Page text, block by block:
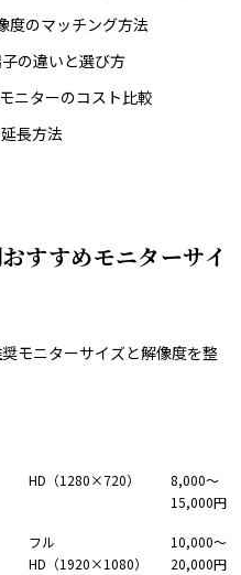
度のマッチング方法
の違いと選び方
ニターのコスト比較
長方法
すすめモニターサイ
モニターサイズと解像度を整
HD（1280×720）
8,000〜
15,000円
フル
HD（1920×1080）
10,000〜
20,000円